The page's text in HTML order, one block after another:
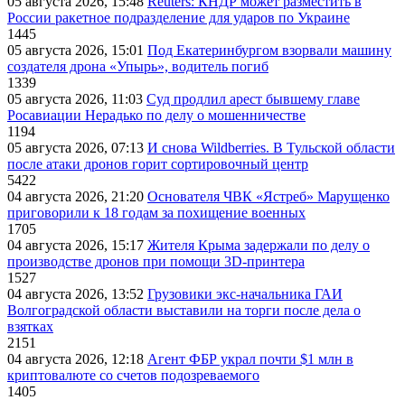
России ракетное подразделение для ударов по Украине
1445
05 августа 2026, 15:01 Под Екатеринбургом взорвали машину
создателя дрона «Упырь», водитель погиб
1339
05 августа 2026, 11:03 Суд продлил арест бывшему главе
Росавиации Нерадько по делу о мошенничестве
1194
05 августа 2026, 07:13 И снова Wildberries. В Тульской области
после атаки дронов горит сортировочный центр
5422
04 августа 2026, 21:20 Основателя ЧВК «Ястреб» Марущенко
приговорили к 18 годам за похищение военных
1705
04 августа 2026, 15:17 Жителя Крыма задержали по делу о
производстве дронов при помощи 3D‑принтера
1527
04 августа 2026, 13:52 Грузовики экс-начальника ГАИ
Волгоградской области выставили на торги после дела о
взятках
2151
04 августа 2026, 12:18 Агент ФБР украл почти $1 млн в
криптовалюте со счетов подозреваемого
1405